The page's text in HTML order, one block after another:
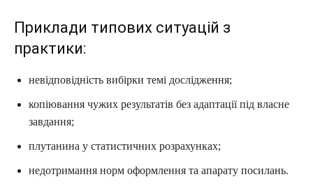
Приклади типових ситуацій з
практики:
невідповідність вибірки темі дослідження;
копіювання чужих результатів без адаптації під власне
завдання;
плутанина у статистичних розрахунках;
недотримання норм оформлення та апарату посилань.